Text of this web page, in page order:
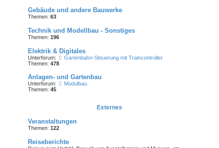
Gebäude und andere Bauwerke
Themen: 63
Technik und Modellbau - Sonstiges
Themen: 196
Elektrik & Digitales
Unterforum:
Gartenbahn-Steuerung mit Traincontroller
Themen: 478
Anlagen- und Gartenbau
Unterforum:
Modulbau
Themen: 45
Externes
Veranstaltungen
Themen: 122
Reiseberichte